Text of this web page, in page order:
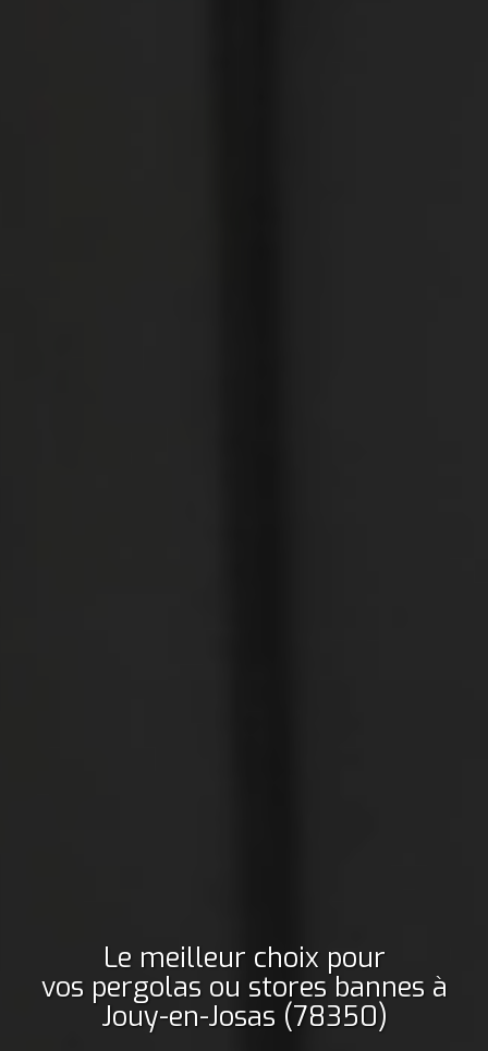
Le meilleur choix pour
vos pergolas ou stores bannes à
Jouy-en-Josas (78350)